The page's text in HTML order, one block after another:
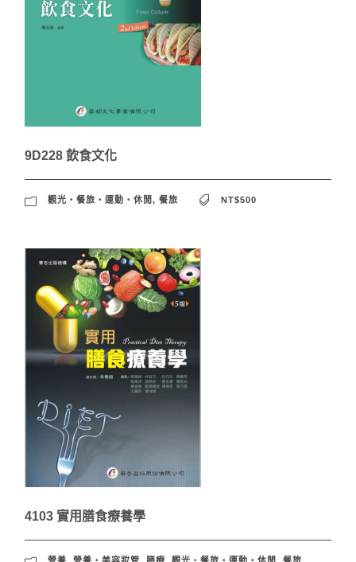
9D228 飲食文化
觀光‧餐旅‧運動‧休閒 , 餐旅 NT$500
4103 實用膳食療養學